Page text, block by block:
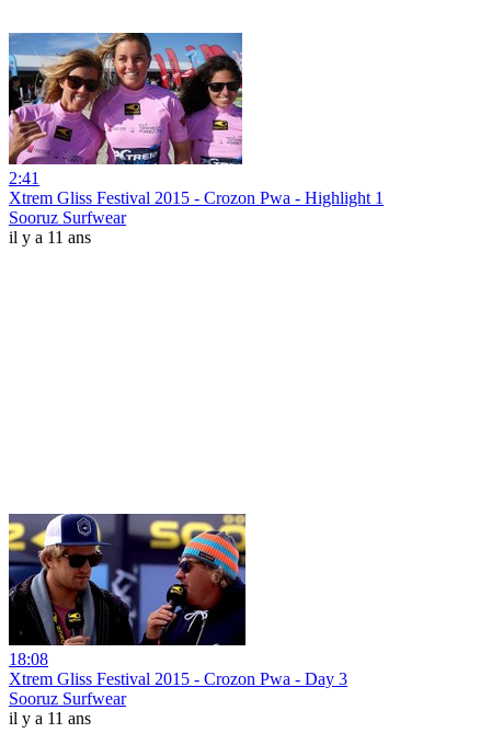
2:41
Xtrem Gliss Festival 2015 - Crozon Pwa - Highlight 1
Sooruz Surfwear
il y a 11 ans
18:08
Xtrem Gliss Festival 2015 - Crozon Pwa - Day 3
Sooruz Surfwear
il y a 11 ans